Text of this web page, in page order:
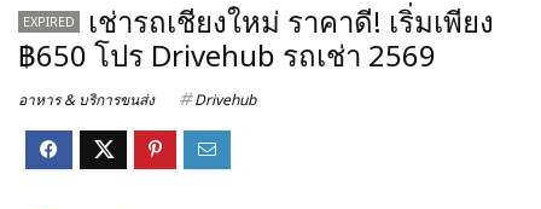
EXPIRED
เช่ารถเชียงใหม่ ราคาดี! เริ่มเพียง
฿650 โปร Drivehub รถเช่า 2569
อาหาร & บริการขนส่ง Drivehub